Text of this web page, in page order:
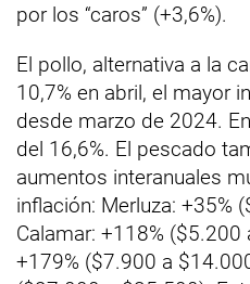
por los “caros” (+3,6%).
El pollo, alternativa a la
10,7% en abril, el mayor
desde marzo de 2024.
del 16,6%. El pescado
aumentos interanuales
inflación: Merluza: +35%
Calamar: +118%
+179% ($7.900 a